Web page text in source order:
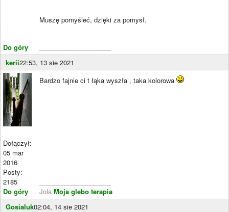
Do góry
Muszę pomyśleć, dzięki za pomysł.
kerii22:53, 13 sie 2021
Dołączył:
05 mar
2016
Posty:
2185
Do góry
Bardzo fajnie ci t łąka wyszła , taka kolorowa
Jola Moja glebo terapia
Gosialuk02:04, 14 sie 2021